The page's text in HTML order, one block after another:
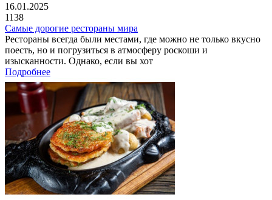
16.01.2025
1138
Самые дорогие рестораны мира
Рестораны всегда были местами, где можно не только вкусно
поесть, но и погрузиться в атмосферу роскоши и
изысканности. Однако, если вы хот
Подробнее